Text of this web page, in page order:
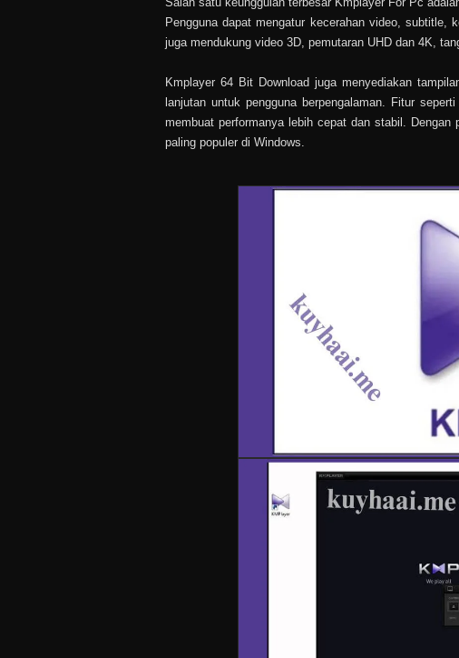
Pengguna dapat mengatur kecerahan video, subtitle,
juga mendukung video 3D, pemutaran UHD dan 4K,
Kmplayer 64 Bit Download juga menyediakan
lanjutan untuk pengguna berpengalaman. Fitur
membuat performanya lebih cepat dan stabil.
paling populer di Windows.